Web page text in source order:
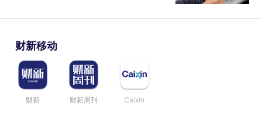
财新移动
财新 财新周刊 Caixin